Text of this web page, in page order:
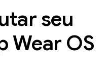
seu
Wear OS